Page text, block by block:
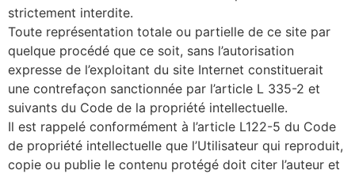
strictement interdite.
Toute représentation totale ou partielle de ce site par
quelque procédé que ce soit, sans l’autorisation
expresse de l’exploitant du site Internet constituerait
une contrefaçon sanctionnée par l’article L 335-2 et
suivants du Code de la propriété intellectuelle.
Il est rappelé conformément à l’article L122-5 du Code
de propriété intellectuelle que l’Utilisateur qui reproduit,
copie ou publie le contenu protégé doit citer l’auteur et